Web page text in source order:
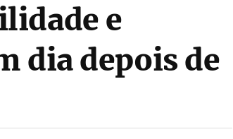
e
dia depois de